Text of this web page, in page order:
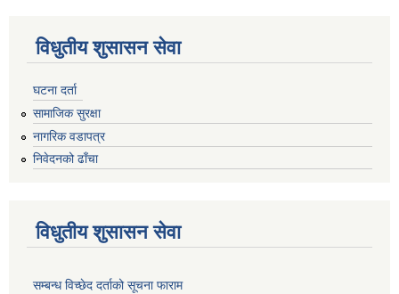
विधुतीय शुसासन सेवा
घटना दर्ता
सामाजिक सुरक्षा
नागरिक वडापत्र
निवेदनको ढाँचा
विधुतीय शुसासन सेवा
सम्बन्ध विच्छेद दर्ताको सूचना फाराम